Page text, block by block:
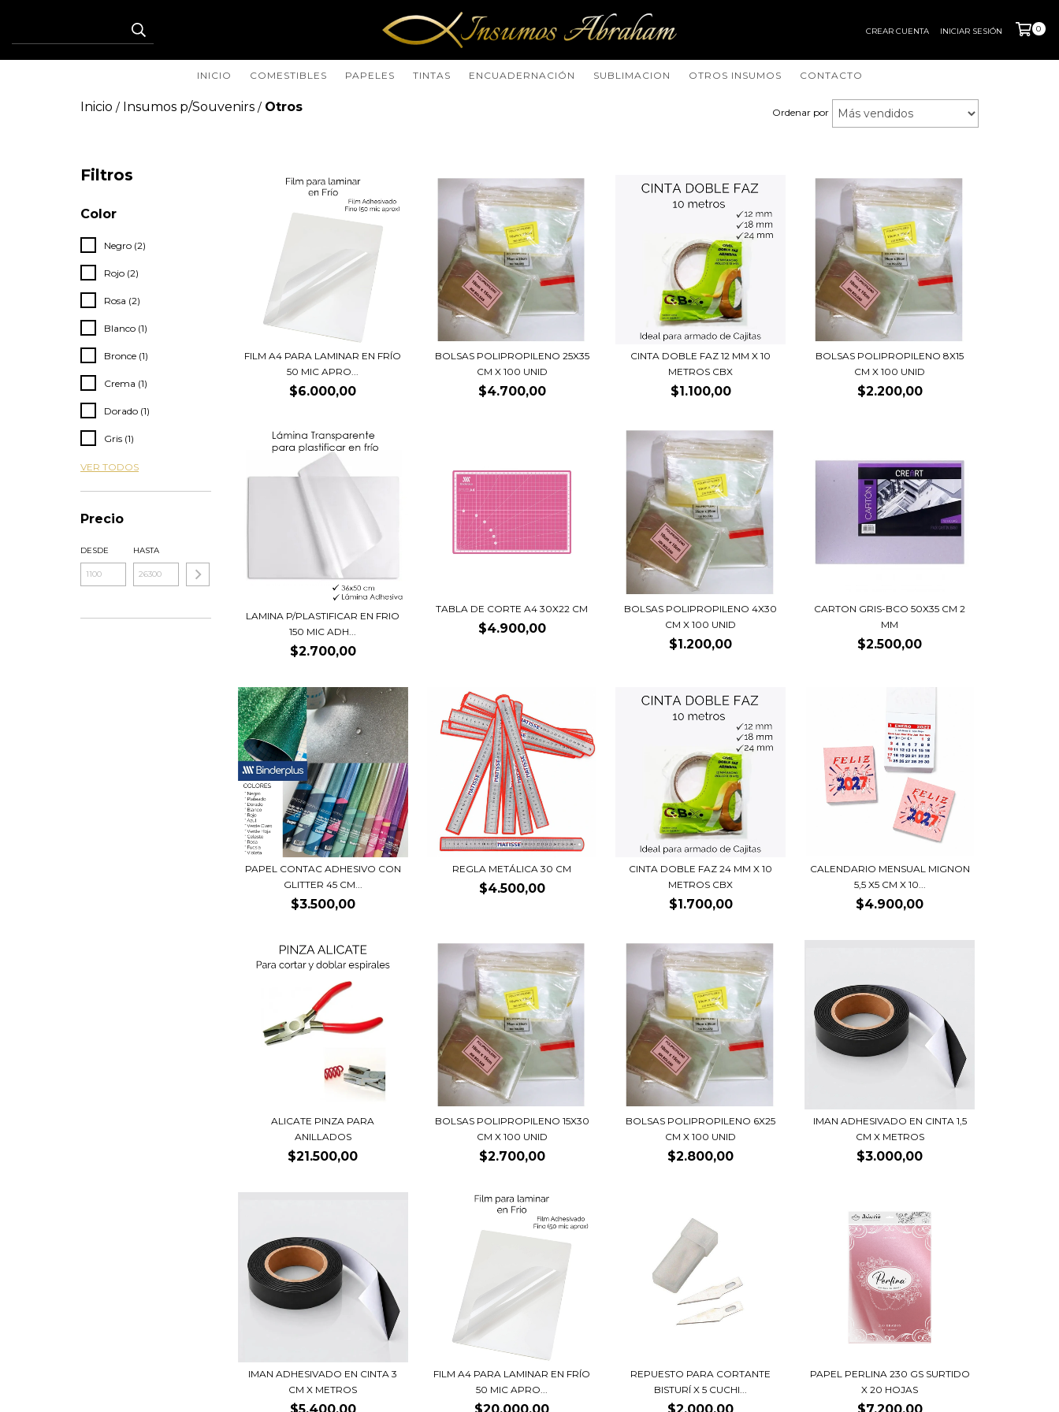
CREAR CUENTA INICIAR SESIÓN 0
INICIO COMESTIBLES PAPELES TINTAS ENCUADERNACIÓN SUBLIMACION OTROS INSUMOS CONTACTO
Inicio / Insumos p/Souvenirs / Otros Ordenar por
Filtros
Color
Negro (2)
Rojo (2)
Rosa (2)
Blanco (1)
Bronce (1)
Crema (1)
Dorado (1)
Gris (1)
VER TODOS
Precio
DESDE HASTA
FILM A4 PARA LAMINAR EN FRÍO
50 MIC APRO...
$6.000,00
BOLSAS POLIPROPILENO 25X35
CM X 100 UNID
$4.700,00
CINTA DOBLE FAZ 12 MM X 10
METROS CBX
$1.100,00
BOLSAS POLIPROPILENO 8X15
CM X 100 UNID
$2.200,00
LAMINA P/PLASTIFICAR EN FRIO
150 MIC ADH...
$2.700,00
TABLA DE CORTE A4 30X22 CM
$4.900,00
BOLSAS POLIPROPILENO 4X30
CM X 100 UNID
$1.200,00
CARTON GRIS-BCO 50X35 CM 2
MM
$2.500,00
PAPEL CONTAC ADHESIVO CON
GLITTER 45 CM...
$3.500,00
REGLA METÁLICA 30 CM
$4.500,00
CINTA DOBLE FAZ 24 MM X 10
METROS CBX
$1.700,00
CALENDARIO MENSUAL MIGNON
5,5 X5 CM X 10...
$4.900,00
ALICATE PINZA PARA
ANILLADOS
$21.500,00
BOLSAS POLIPROPILENO 15X30
CM X 100 UNID
$2.700,00
BOLSAS POLIPROPILENO 6X25
CM X 100 UNID
$2.800,00
IMAN ADHESIVADO EN CINTA 1,5
CM X METROS
$3.000,00
IMAN ADHESIVADO EN CINTA 3
CM X METROS
FILM A4 PARA LAMINAR EN FRÍO
50 MIC APRO...
REPUESTO PARA CORTANTE
BISTURÍ X 5 CUCHI...
PAPEL PERLINA 230 GS SURTIDO
X 20 HOJAS